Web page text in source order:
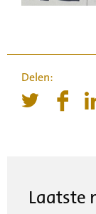
Laatste